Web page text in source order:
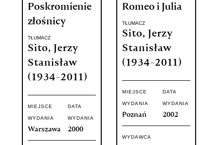
Poskromienie
złośnicy
TŁUMACZ
Sito, Jerzy
Stanisław
(1934-2011)
MIEJSCE
WYDANIA
Warszawa
DATA
WYDANIA
2000
Romeo i Julia
TŁUMACZ
Sito, Jerzy
Stanisław
(1934-2011)
MIEJSCE
WYDANIA
Poznań
DATA
WYDANIA
2002
WYDAWCA